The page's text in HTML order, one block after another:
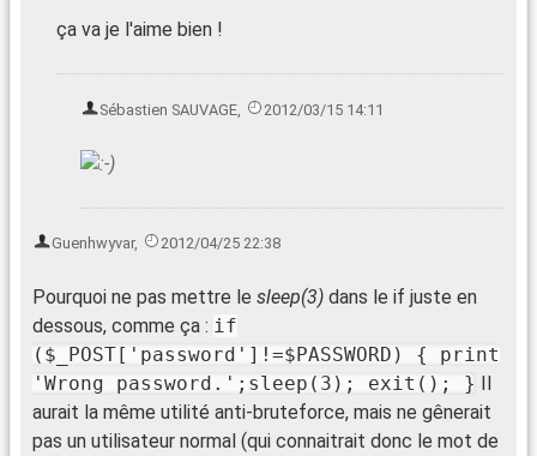
ça va je l'aime bien !
Sébastien SAUVAGE 2012/03/15 14:11
Guenhwyvar, 2012/04/25 22:38
Pourquoi ne pas mettre le sleep(3) dans le if juste en
dessous, comme ça : if
($_POST['password']!=$PASSWORD) { print
'Wrong password.';sleep(3); exit(); }
aurait la même utilité anti-bruteforce, mais ne gênerait
pas un utilisateur normal (qui connaitrait donc le mot de